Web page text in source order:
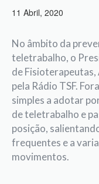
11 Abril, 2020
No âmbito da
teletrabalho, o
de
pela Rádio TSF.
simples a adotar
de teletrabalho e
posição,
frequentes e a
movimentos.